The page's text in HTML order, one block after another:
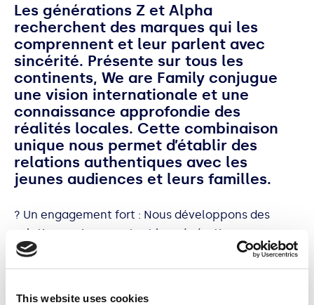
This website uses cookies
Les générations Z et Alpha
recherchent des marques qui les
comprennent et leur parlent avec
sincérité. Présente sur tous les
continents, We are Family conjugue
une vision internationale et une
connaissance approfondie des
réalités locales. Cette combinaison
unique nous permet d’établir des
relations authentiques avec les
jeunes audiences et leurs familles.
? Un engagement fort : Nous développons des
solutions qui connectent les générations, en
donnant du sens, en transmettant des valeurs et
en inspirant des actions positives.